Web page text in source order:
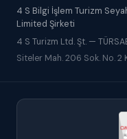
4 S Bilgi İşlem Turizm
Limited Şirketi
4 S Turizm Ltd. Şt. —
Siteler Mah. 206 Sok. No. 2